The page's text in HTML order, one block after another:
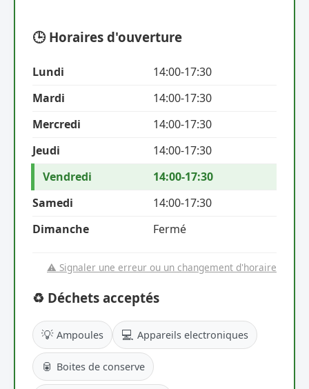
🕒 Horaires d'ouverture
Lundi
14:00-17:30
Mardi
14:00-17:30
Mercredi
14:00-17:30
Jeudi
14:00-17:30
Vendredi
14:00-17:30
Samedi
14:00-17:30
Dimanche
Fermé
⚠️ Signaler une erreur ou un changement d'horaire
♻️ Déchets acceptés
💡 Ampoules 💻 Appareils electroniques
🥫 Boites de conserve